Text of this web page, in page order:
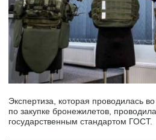
Экспертиза, которая проводилась
по закупке бронежилетов,
государственным стандартом ГОСТ.